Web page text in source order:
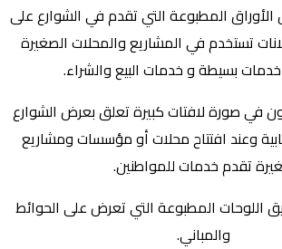
الأوراق المطبوعة التي تقدم في الشوارع على
تستخدم في المشاريع والمحلات الصغيرة
بسيطة و خدمات البيع والشراء.
في صورة لافتات كبيرة تعلق بعرض الشوارع
وعند افتتاح محلات أو مؤسسات ومشاريع
تقدم خدمات للمواطنين.
اللوحات المطبوعة التي تعرض على الحوائط
والمباني.